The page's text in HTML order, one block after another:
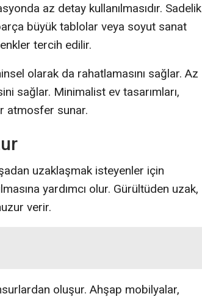
az detay kullanılmasıdır. Sadelik
büyük tablolar veya soyut sanat
tercih edilir.
olarak da rahatlamasını sağlar. Az
sağlar. Minimalist ev tasarımları,
atmosfer sunar.
uzaklaşmak isteyenler için
yardımcı olur. Gürültüden uzak,
verir.
oluşur. Ahşap mobilyalar,